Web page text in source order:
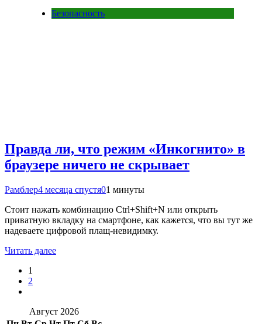
Безопасность
Правда ли, что режим «Инкогнито» в
браузере ничего не скрывает
Рамблер4 месяца спустя01 минуты
Стоит нажать комбинацию Ctrl+Shift+N или открыть
приватную вкладку на смартфоне, как кажется, что вы тут же
надеваете цифровой плащ-невидимку.
Читать далее
1
2
Август 2026